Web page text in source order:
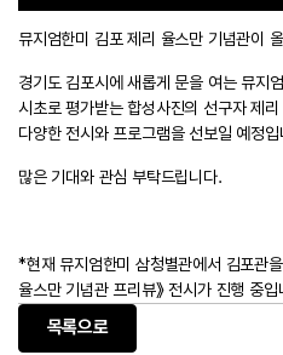
뮤지엄한미 김포 제리 율스만 기념관이
경기도 김포시에 새롭게 문을 여는 뮤지
시초로 평가받는 합성사진의 선구자 제
다양한 전시와 프로그램을 선보일 예정입
많은 기대와 관심 부탁드립니다.
*현재 뮤지엄한미 삼청별관에서 김포관
율스만 기념관 프리뷰》 전시가 진행 중입
목록으로